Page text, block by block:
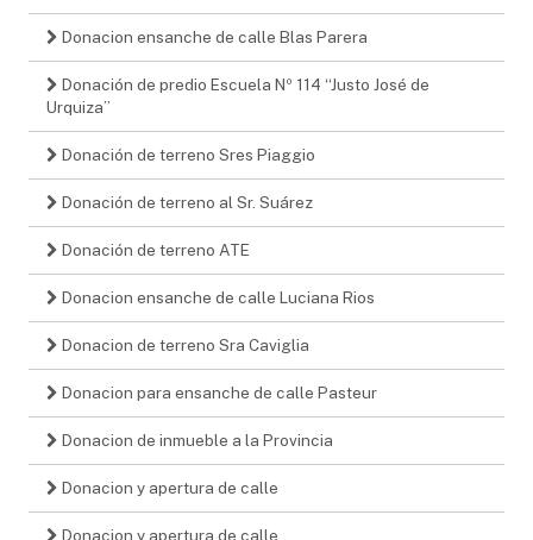
Donacion ensanche de calle Blas Parera
Donación de predio Escuela Nº 114 “Justo José de
Urquiza”
Donación de terreno Sres Piaggio
Donación de terreno al Sr. Suárez
Donación de terreno ATE
Donacion ensanche de calle Luciana Rios
Donacion de terreno Sra Caviglia
Donacion para ensanche de calle Pasteur
Donacion de inmueble a la Provincia
Donacion y apertura de calle
Donacion y apertura de calle